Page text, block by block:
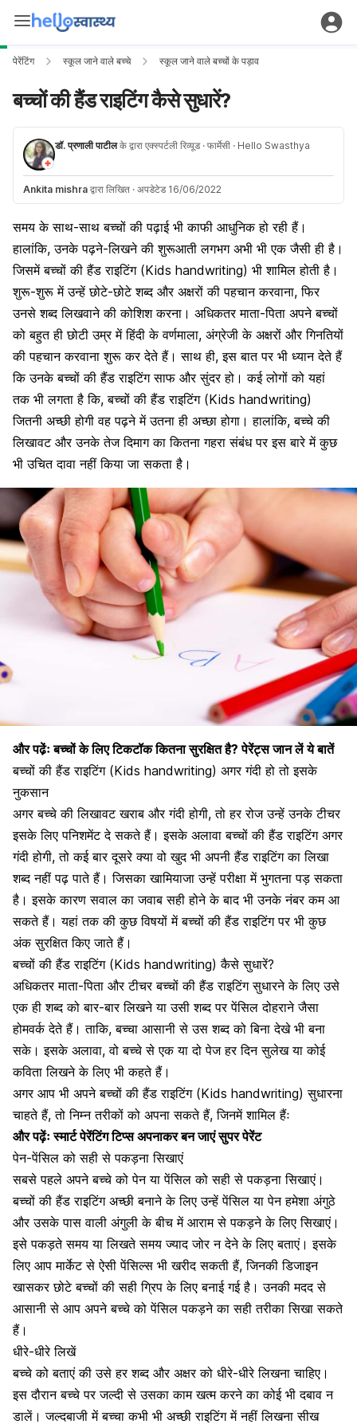
पेरेंटिंग स्कूल जाने वाले बच्चे स्कूल जाने वाले बच्चों के पड़ाव
बच्चों की हैंड राइटिंग कैसे सुधारें?
डॉ. प्रणाली पाटीलके द्वारा एक्स्पर्टली रिव्यूड · फार्मेसी · Hello Swasthya
Ankita mishra द्वारा लिखित · अपडेटेड 16/06/2022
समय के साथ-साथ बच्चों की पढ़ाई भी काफी आधुनिक हो रही हैं।
हालांकि, उनके पढ़ने-लिखने की शुरूआती लगभग अभी भी एक जैसी ही है।
जिसमें बच्चों की हैंड राइटिंग (Kids handwriting) भी शामिल होती है।
शुरू-शुरू में उन्हें छोटे-छोटे शब्द और अक्षरों की पहचान करवाना, फिर
उनसे शब्द लिखवाने की कोशिश करना। अधिकतर माता-पिता अपने बच्चों
को बहुत ही छोटी उम्र में हिंदी के वर्णमाला, अंग्रेजी के अक्षरों और गिनतियों
की पहचान करवाना शुरू कर देते हैं। साथ ही, इस बात पर भी ध्यान देते हैं
कि उनके बच्चों की हैंड राइटिंग साफ और सुंदर हो। कई लोगों को यहां
तक भी लगता है कि, बच्चों की हैंड राइटिंग (Kids handwriting)
जितनी अच्छी होगी वह पढ़ने में उतना ही अच्छा होगा। हालांकि, बच्चे की
लिखावट और उनके तेज दिमाग का कितना गहरा संबंध पर इस बारे में कुछ
भी उचित दावा नहीं किया जा सकता है।
और पढे़ंःबच्चों के लिए टिकटॉक कितना सुरक्षित है? पेरेंट्स जान लें ये बातें
बच्चों की हैंड राइटिंग (Kids handwriting) अगर गंदी हो तो इसके
नुकसान
अगर बच्चे की लिखावट खराब और गंदी होगी, तो हर रोज उन्हें उनके टीचर
इसके लिए पनिशमेंट दे सकते हैं। इसके अलावा बच्चों कीहैंड राइटिंग अगर
गंदी होगी,तो कई बार दूसरे क्या वो खुद भी अपनीहैंड राइटिंगका लिखा
शब्द नहीं पढ़ पाते हैं।जिसका खामियाजा उन्हें परीक्षा में भुगतना पड़ सकता
है। इसके कारण सवाल का जवाब सही होने के बाद भी उनके नंबर कम आ
सकते हैं। यहां तक की कुछ विषयों में बच्चों की हैंड राइटिंग पर भी कुछ
अंक सुरक्षित किए जाते हैं।
बच्चों की हैंड राइटिंग (Kids handwriting) कैसे सुधारें?
अधिकतर माता-पिता और टीचर बच्चों की हैंड राइटिंग सुधारने के लिए उसे
एक ही शब्द को बार-बार लिखने या उसी शब्द पर पेंसिल दोहराने जैसा
होमवर्क देते हैं। ताकि, बच्चा आसानी से उस शब्द को बिना देखे भी बना
सके। इसके अलावा, वो बच्चे से एक या दो पेज हर दिन सुलेख या कोई
कविता लिखने के लिए भी कहते हैं।
अगर आप भी अपने बच्चों की हैंड राइटिंग (Kids handwriting) सुधारना
चाहते हैं, तो निम्न तरीकों को अपना सकते हैं, जिनमें शामिल हैंः
और पढ़ेंःस्मार्ट पेरेंटिंग टिप्स अपनाकर बन जाएं सुपर पेरेंट
पेन-पेंसिल को सही से पकड़ना सिखाएं
सबसे पहले अपने बच्चे को पेन या पेंसिल को सही से पकड़ना सिखाएं।
बच्चों की हैंड राइटिंग अच्छी बनाने के लिए उन्हें पेंसिल या पेन हमेशा अंगुठे
और उसके पास वाली अंगुली के बीच में आराम से पकड़ने के लिए सिखाएं।
इसे पकड़ते समय या लिखते समय ज्याद जोर न देने के लिए बताएं। इसके
लिए आप मार्केट से ऐसी पेंसिल्स भी खरीद सकती हैं, जिनकी डिजाइन
खासकरछोटे बच्चोंकी सही ग्रिप के लिए बनाई गई है। उनकी मदद से
आसानी से आप अपने बच्चे को पेंसिल पकड़ने का सही तरीका सिखा सकते
हैं।
धीरे-धीरे लिखें
बच्चे को बताएं की उसे हर शब्द और अक्षर को धीरे-धीरे लिखना चाहिए।
इस दौरान बच्चे पर जल्दी से उसका काम खत्म करने का कोई भी दबाव न
डालें। जल्दबाजी में बच्चा कभी भी अच्छी राइटिंग में नहीं लिखना सीख